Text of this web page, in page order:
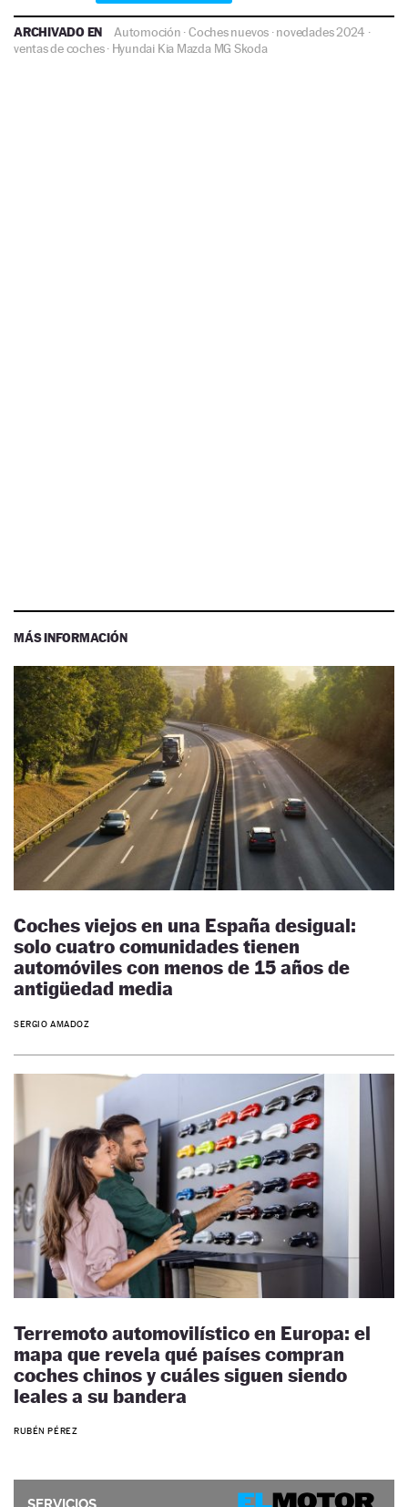
ARCHIVADO EN Automoción ·Coches nuevos ·novedades 2024 ·
ventas de coches· Hyundai Kia Mazda MG Skoda
MÁS INFORMACIÓN
Coches viejos en una España desigual:
solo cuatro comunidades tienen
automóviles con menos de 15 años de
antigüedad media
SERGIO AMADOZ
Terremoto automovilístico en Europa: el
mapa que revela qué países compran
coches chinos y cuáles siguen siendo
leales a su bandera
RUBÉN PÉREZ